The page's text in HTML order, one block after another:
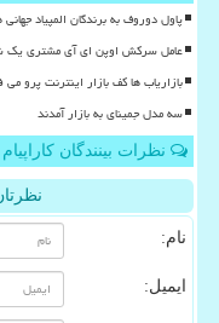
پاول دوروف به برندگان المپیاد
عامل سرکش اوپن ای آی مشتری یک
بازاریاب ها کف بازار اینترنت پرو
سه مدل جمینای به بازار آمدند
نظرات بینندگان
نام:
ایمیل: